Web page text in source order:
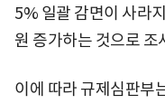
5% 일괄 감면이 사라
원 증가하는 것으로 조
이에 따라 규제심판부